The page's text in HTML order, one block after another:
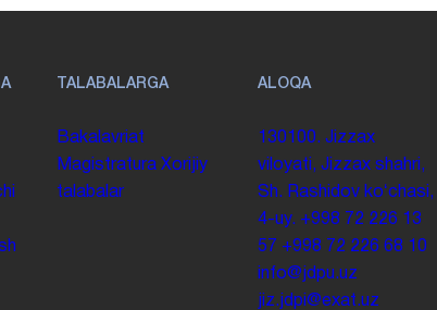
TALABALARGA
Bakalavriat
Magistratura Xorijiy
talabalar
ALOQA
130100. Jizzax
viloyati, Jizzax shahri,
Sh. Rashidov koʻchasi,
4-uy. +998 72 226 13
57 +998 72 226 68 10
info@jdpu.uz
jiz.jdpi@exat.uz